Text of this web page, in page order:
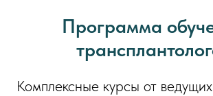
Программа
Комплексные курсы от